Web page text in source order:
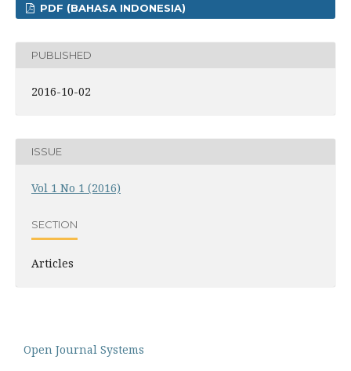
PDF (BAHASA INDONESIA)
PUBLISHED
2016-10-02
ISSUE
Vol 1 No 1 (2016)
SECTION
Articles
Open Journal Systems